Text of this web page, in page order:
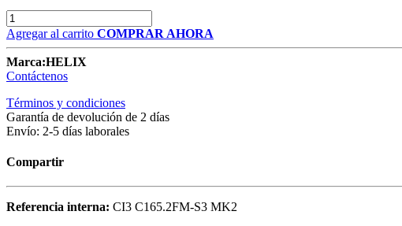
Agregar al carrito COMPRAR AHORA
Marca:HELIX
Contáctenos
Términos y condiciones
Garantía de devolución de 2 días
Envío: 2-5 días laborales
Compartir
Referencia interna: CI3 C165.2FM-S3 MK2